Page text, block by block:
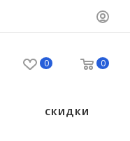
0 0
СКИДКИ